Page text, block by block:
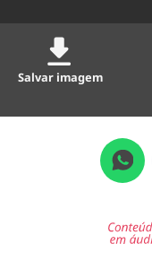
Salvar imagem